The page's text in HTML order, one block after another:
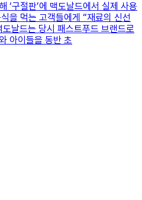
‘구절판’에 맥도날드에서 실제 사용
을 먹는 고객들에게 “재료의 신선
날드는 당시 패스트푸드 브랜드로
아이들을 동반 초